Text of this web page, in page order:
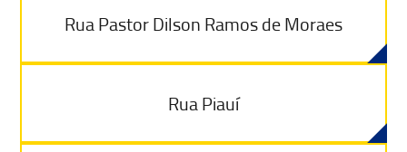
Rua Pastor Dilson Ramos de Moraes
Rua Piauí